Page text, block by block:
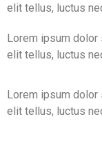
elit tellus, luctus
Lorem ipsum
elit tellus, luctus
Lorem ipsum
elit tellus, luctus